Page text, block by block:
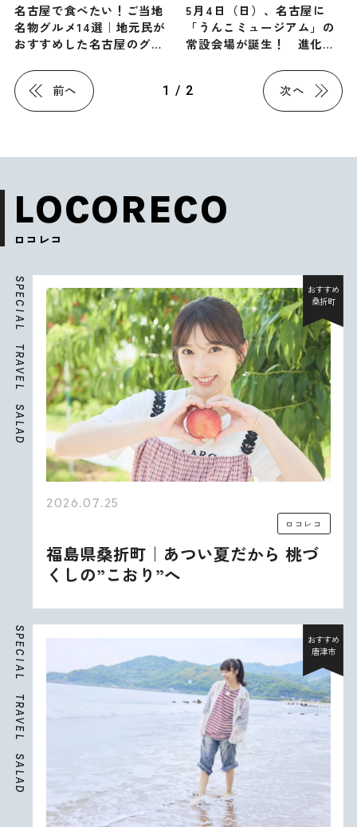
名古屋で食べたい！ご当地
名物グルメ14選｜地元民が
おすすめした名古屋のグル
5月4日（日）、名古屋に
「うんこミュージアム」の
常設会場が誕生！ 進化し
メ空間を楽しみつくそう
前へ 1 / 2 次へ
LOCORECO
ロコレコ
S
P
E
C
I
A
L
T
R
A
V
E
L
S
A
L
A
D
おすすめ
桑折町
2026.07.25
ロコレコ
福島県桑折町｜あつい夏だから 桃づ
くしの”こおり”へ
S
P
E
C
I
A
L
T
R
A
V
E
L
S
A
L
A
D
おすすめ
唐津市